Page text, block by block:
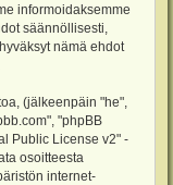
informoidaksemme
säännöllisesti,
nämä ehdot
(jälkeenpäin "he",
"phpBB
Public License v2" -
osoitteesta
internet-